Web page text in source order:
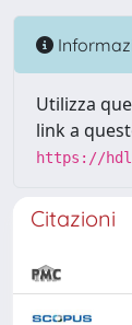
Utilizza
link a
https://
Citazioni